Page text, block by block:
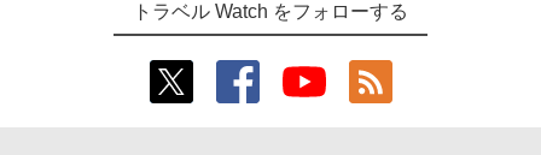
トラベル Watch をフォローする